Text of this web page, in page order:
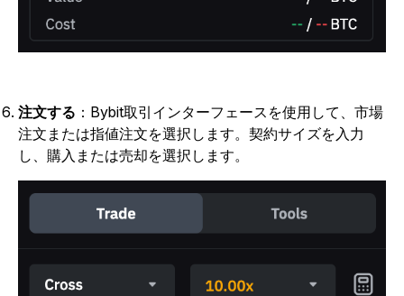
注文する ：Bybit取引インターフェースを使用して、市場
注文または指値注文を選択します。 契約サイズを入力
し、購入または売却を選択します。